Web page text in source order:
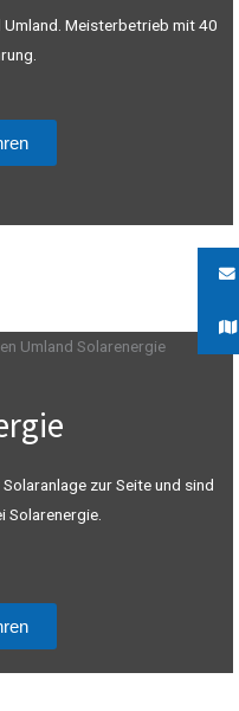
Umland. Meisterbetrieb mit 40
zur Seite und sind
Solarenergie.